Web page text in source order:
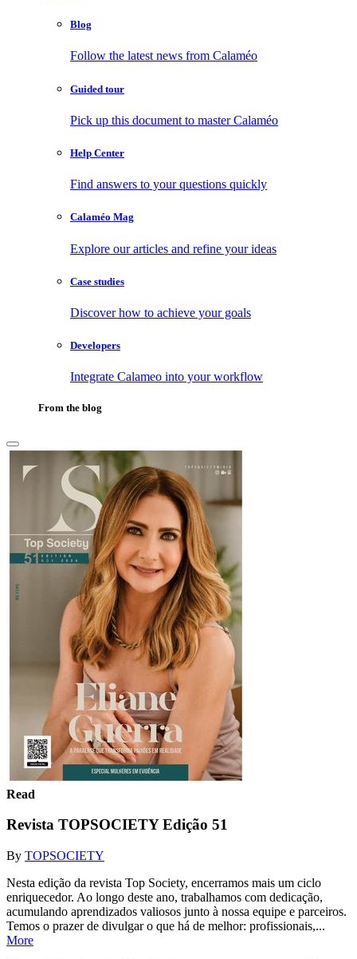
Blog
Follow the latest news from Calaméo
Guided tour
Pick up this document to master Calaméo
Help Center
Find answers to your questions quickly
Calaméo Mag
Explore our articles and refine your ideas
Case studies
Discover how to achieve your goals
Developers
Integrate Calameo into your workflow
From the blog
Read
Revista TOPSOCIETY Edição 51
By TOPSOCIETY
Nesta edição da revista Top Society, encerramos mais um ciclo
enriquecedor. Ao longo deste ano, trabalhamos com dedicação,
acumulando aprendizados valiosos junto à nossa equipe e parceiros.
Temos o prazer de divulgar o que há de melhor: profissionais,...
More